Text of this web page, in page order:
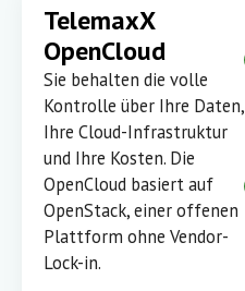
TelemaxX
OpenCloud
Sie behalten die volle
Kontrolle über Ihre Daten,
Ihre Cloud-Infrastruktur
und Ihre Kosten. Die
OpenCloud basiert auf
OpenStack, einer offenen
Plattform ohne Vendor-
Lock-in.